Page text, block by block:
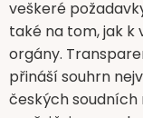
veškeré
také na tom, jak k
orgány.
přináší souhrn
českých